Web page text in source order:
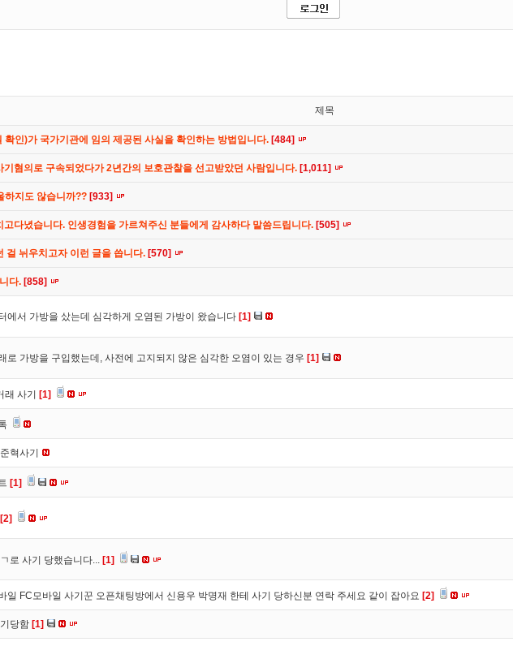
제목
확인)가 국가기관에 임의 제공된 사실을 확인하는 방법입니다. [484]
기혐의로 구속되었다가 2년간의 보호관찰을 선고받았던 사람입니다. [1,011]
하지도 않습니까?? [933]
다녔습니다. 인생경험을 가르쳐주신 분들에게 감사하다 말씀드립니다. [505]
걸 뉘우치고자 이런 글을 씁니다. [570]
다. [858]
에서 가방을 샀는데 심각하게 오염된 가방이 왔습니다 [1]
로 가방을 구입했는데, 사전에 고지되지 않은 심각한 오염이 있는 경우 [1]
래 사기 [1]
혁사기
[1]
[2]
로 사기 당했습니다... [1]
일 FC모바일 사기꾼 오픈채팅방에서 신용우 박명재 한테 사기 당하신분 연락 주세요 같이 잡아요 [2]
당함 [1]